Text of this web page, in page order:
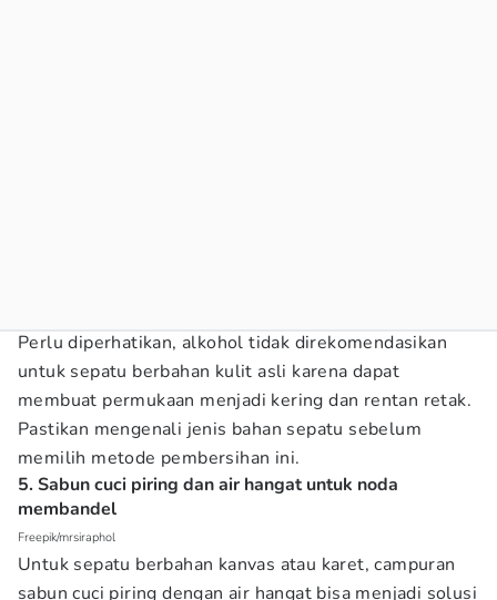
Perlu diperhatikan, alkohol tidak direkomendasikan
untuk sepatu berbahan kulit asli karena dapat
membuat permukaan menjadi kering dan rentan retak.
Pastikan mengenali jenis bahan sepatu sebelum
memilih metode pembersihan ini.
5. Sabun cuci piring dan air hangat untuk noda
membandel
Freepik/mrsiraphol
Untuk sepatu berbahan kanvas atau karet, campuran
sabun cuci piring dengan air hangat bisa menjadi solusi